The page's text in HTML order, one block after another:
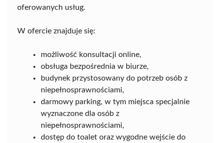
oferowanych usług.
W ofercie znajduje się:
możliwość konsultacji online,
obsługa bezpośrednia w biurze,
budynek przystosowany do potrzeb osób z
niepełnosprawnościami,
darmowy parking, w tym miejsca specjalnie
wyznaczone dla osób z
niepełnosprawnościami,
dostęp do toalet oraz wygodne wejście do